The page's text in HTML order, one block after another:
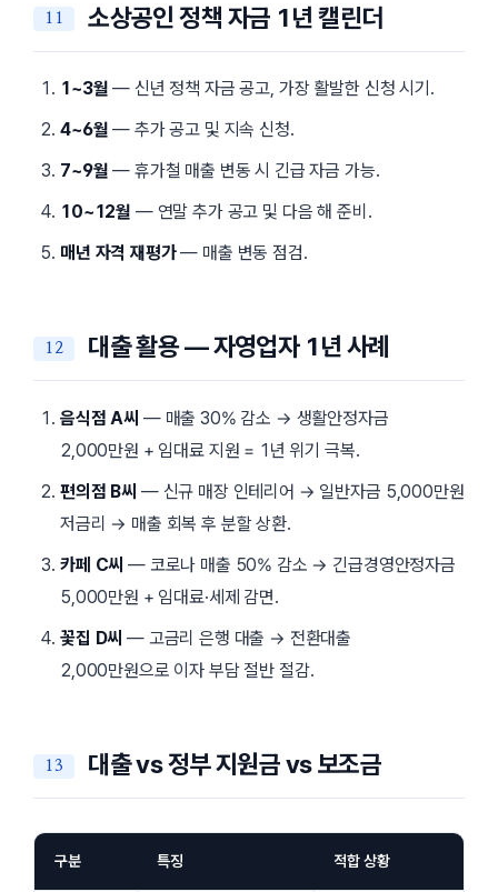
소상공인 정책 자금 1년 캘린더
1~3월 — 신년 정책 자금 공고, 가장 활발한 신청 시기.
4~6월 — 추가 공고 및 지속 신청.
7~9월 — 휴가철 매출 변동 시 긴급 자금 가능.
10~12월 — 연말 추가 공고 및 다음 해 준비.
매년 자격 재평가— 매출 변동 점검.
대출 활용 — 자영업자 1년 사례
음식점 A씨 — 매출 30% 감소 → 생활안정자금
2,000만원 + 임대료 지원 = 1년 위기 극복.
편의점 B씨 — 신규 매장 인테리어 → 일반자금 5,000만원
저금리 → 매출 회복 후 분할 상환.
카페 C씨 — 코로나 매출 50% 감소 → 긴급경영안정자금
5,000만원 + 임대료·세제 감면.
꽃집 D씨 — 고금리 은행 대출 → 전환대출
2,000만원으로 이자 부담 절반 절감.
대출 vs 정부 지원금 vs 보조금
구분 특징 적합 상황